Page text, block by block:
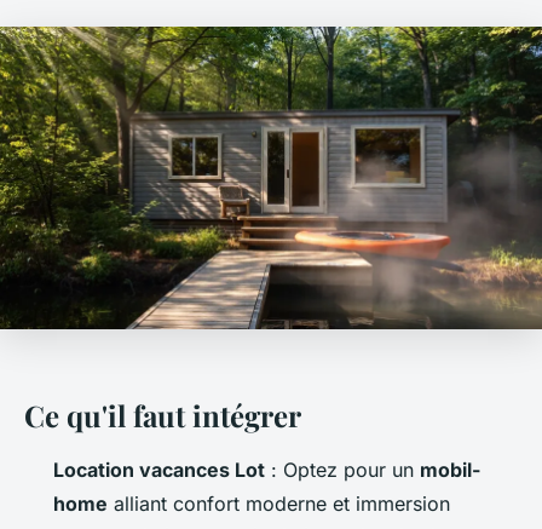
Ce qu'il faut intégrer
Location vacances Lot : Optez pour un mobil-
home alliant confort moderne et immersion